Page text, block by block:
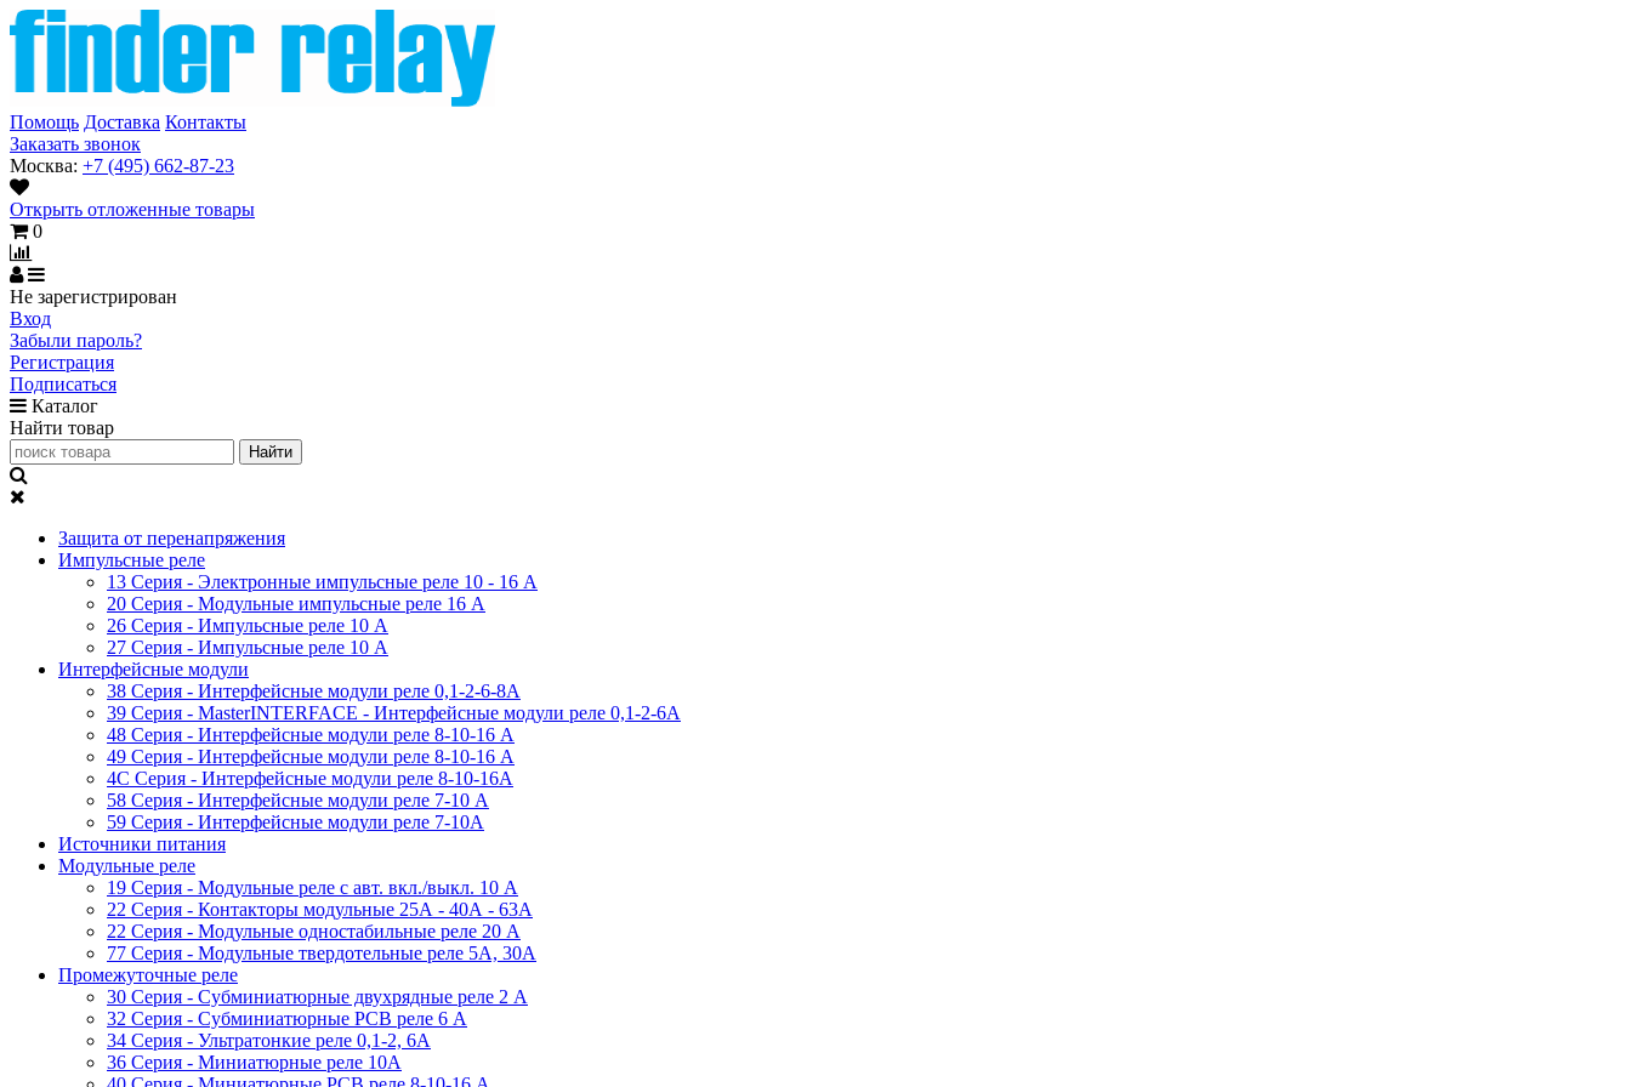
Помощь Доставка Контакты
Заказать звонок
Москва: +7 (495) 662-87-23
Открыть отложенные товары
0
Не зарегистрирован
Вход
Забыли пароль?
Регистрация
Подписаться
Каталог
Найти товар
Защита от перенапряжения
Импульсные реле
13 Серия - Электронные импульсные реле 10 - 16 A
20 Серия - Модульные импульсные реле 16 A
26 Серия - Импульсные реле 10 A
27 Серия - Импульсные реле 10 A
Интерфейсные модули
38 Cерия - Интерфейсные модули реле 0,1-2-6-8А
39 Cерия - MasterINTERFACE - Интерфейсные модули реле 0,1-2-6А
48 Cерия - Интерфейсные модули реле 8-10-16 A
49 Серия - Интерфейсные модули реле 8-10-16 A
4C Серия - Интерфейсные модули реле 8-10-16А
58 Серия - Интерфейсные модули реле 7-10 A
59 Серия - Интерфейсные модули реле 7-10А
Источники питания
Модульные реле
19 Cерия - Модульные реле с авт. вкл./выкл. 10 A
22 Серия - Контакторы модульные 25А - 40А - 63А
22 Серия - Модульные одностабильные реле 20 A
77 Серия - Модульные твердотельные реле 5А, 30А
Промежуточные реле
30 Серия - Субминиатюрные двухрядные реле 2 A
32 Серия - Субминиатюрные PCB реле 6 A
34 Серия - Ультратонкие реле 0,1-2, 6A
36 Серия - Миниатюрные реле 10А